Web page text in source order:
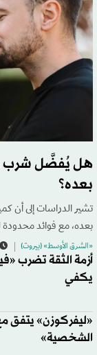
هل يُفضَّل شرب
بعده؟
تشير الدراسات إلى أن
بعده، مع فوائد محدودة
«الشرق الأوسط» (بيروت)
أزمة الثقة تضرب
يكفي
«ليفركوزن» يتفق
الشخصية»